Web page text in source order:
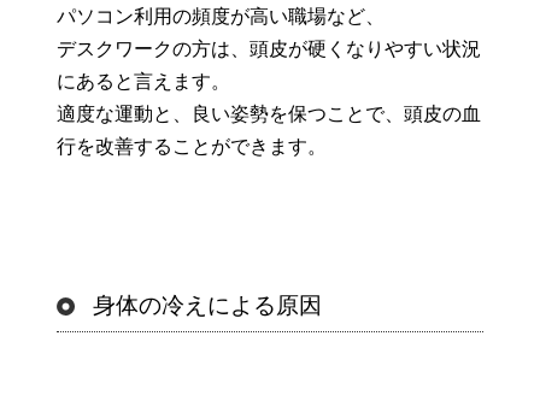
パソコン利用の頻度が高い職場など、
デスクワークの方は、頭皮が硬くなりやすい状況
にあると言えます。
適度な運動と、良い姿勢を保つことで、頭皮の血
行を改善することができます。
身体の冷えによる原因